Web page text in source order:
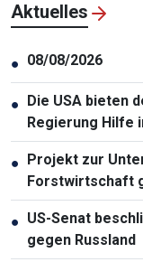
Aktuelles
● 08/08/2026
●
Die USA bieten
Regierung Hilfe
●
Projekt zur
Forstwirtschaft
● US-Senat
gegen Russland